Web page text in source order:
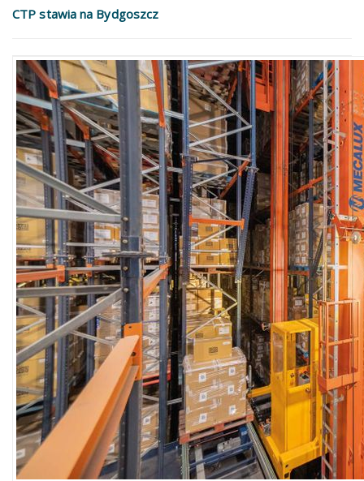
CTP stawia na Bydgoszcz